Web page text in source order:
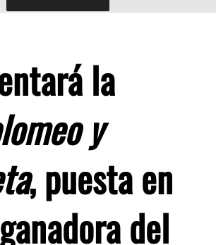
la
y
, puesta en
del